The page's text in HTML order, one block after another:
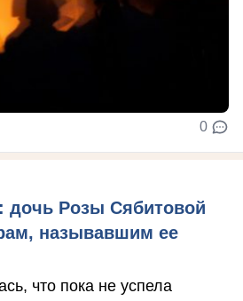
0
дочь Розы Сябитовой
называвшим ее
что пока не успела